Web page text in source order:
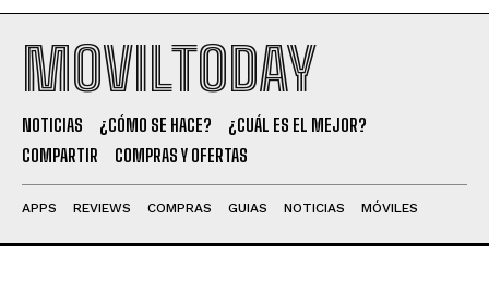
MOVILTODAY
NOTICIAS ¿CÓMO SE HACE?
¿CUÁL ES EL MEJOR?
COMPARTIR
COMPRAS Y OFERTAS
APPS REVIEWS COMPRAS GUIAS NOTICIAS MÓVILES